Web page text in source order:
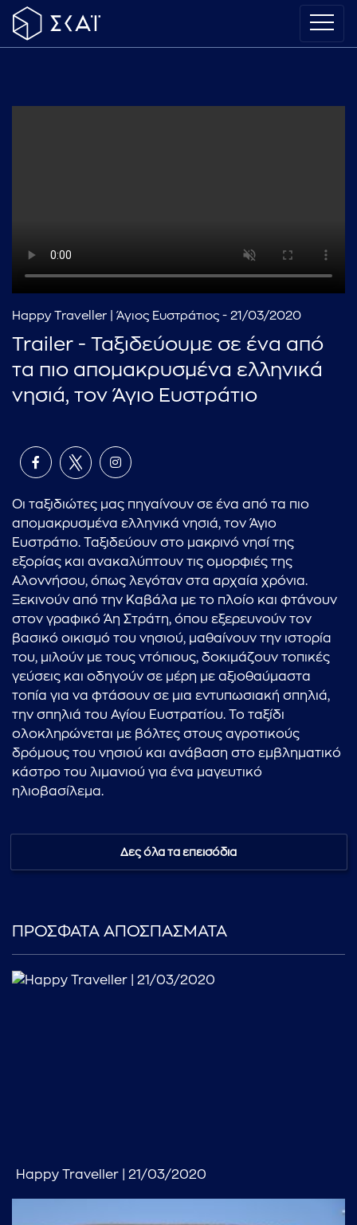
Happy Traveller | Άγιος Ευστράτιος - 21/03/2020
Trailer - Ταξιδεύουμε σε ένα από
τα πιο απομακρυσμένα ελληνικά
νησιά, τον Άγιο Ευστράτιο
Οι ταξιδιώτες μας πηγαίνουν σε ένα από τα πιο
απομακρυσμένα ελληνικά νησιά, τον Άγιο
Ευστράτιο. Ταξιδεύουν στο μακρινό νησί της
εξορίας και ανακαλύπτουν τις ομορφιές της
Αλοννήσου, όπως λεγόταν στα αρχαία χρόνια.
Ξεκινούν από την Καβάλα με το πλοίο και φτάνουν
στον γραφικό Άη Στράτη, όπου εξερευνούν τον
βασικό οικισμό του νησιού, μαθαίνουν την ιστορία
του, μιλούν με τους ντόπιους, δοκιμάζουν τοπικές
γεύσεις και οδηγούν σε μέρη με αξιοθαύμαστα
τοπία για να φτάσουν σε μια εντυπωσιακή σπηλιά,
την σπηλιά του Αγίου Ευστρατίου. Το ταξίδι
ολοκληρώνεται με βόλτες στους αγροτικούς
δρόμους του νησιού και ανάβαση στο εμβληματικό
κάστρο του λιμανιού για ένα μαγευτικό
ηλιοβασίλεμα.
Δες όλα τα επεισόδια
ΠΡΟΣΦΑΤΑ ΑΠΟΣΠΑΣΜΑΤΑ
Happy Traveller | 21/03/2020